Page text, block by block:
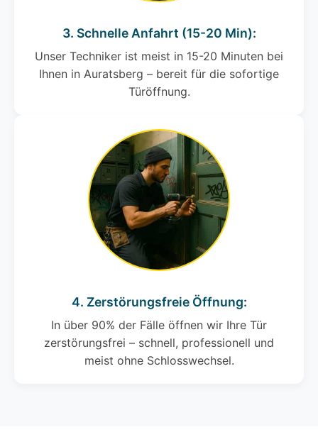
3. Schnelle Anfahrt (15-20 Min):
Unser Techniker ist meist in 15-20 Minuten bei
Ihnen in Auratsberg – bereit für die sofortige
Türöffnung.
4. Zerstörungsfreie Öffnung:
In über 90% der Fälle öffnen wir Ihre Tür
zerstörungsfrei – schnell, professionell und
meist ohne Schlosswechsel.